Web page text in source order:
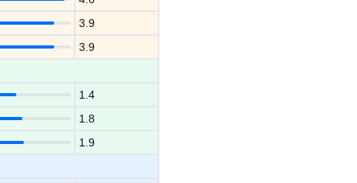
3.9
3.9
1.4
1.8
1.9